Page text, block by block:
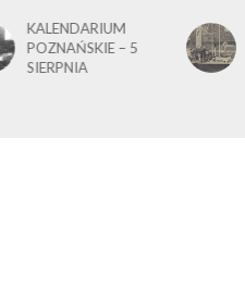
KALENDARIUM
POZNAŃSKIE – 4
SIERPNIA